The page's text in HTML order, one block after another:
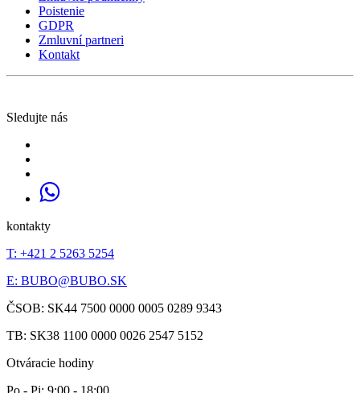
Poistenie
GDPR
Zmluvní partneri
Kontakt
Sledujte nás
kontakty
T: +421 2 5263 5254
E: BUBO@BUBO.SK
ČSOB: SK44 7500 0000 0005 0289 9343
TB: SK38 1100 0000 0026 2547 5152
Otváracie hodiny
Po - Pi: 9:00 - 18:00